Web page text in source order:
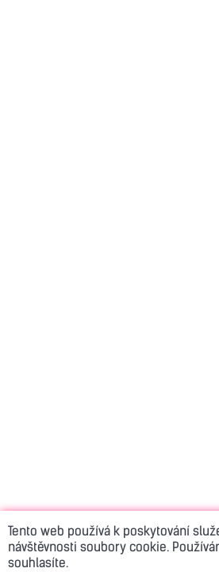
Tento web používá k poskytování
návštěvnosti soubory cookie.
souhlasíte.